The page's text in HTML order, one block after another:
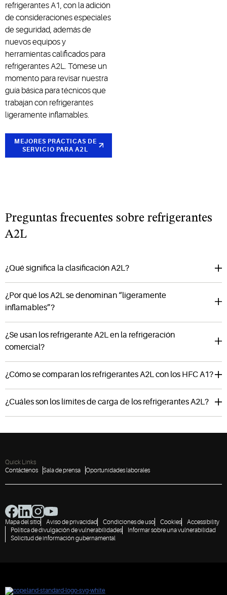
refrigerantes A1, con la adición
de consideraciones especiales
de seguridad, además de
nuevos equipos y
herramientas calificados para
refrigerantes A2L. Tómese un
momento para revisar nuestra
guía básica para técnicos que
trabajan con refrigerantes
ligeramente inflamables.
MEJORES PRÁCTICAS DE
SERVICIO PARA A2L
Preguntas frecuentes sobre refrigerantes
A2L
¿Qué significa la clasificación A2L?
¿Por qué los A2L se denominan “ligeramente
inflamables”?
¿Se usan los refrigerante A2L en la refrigeración
comercial?
¿Cómo se comparan los refrigerantes A2L con los HFC A1?
¿Cuáles son los límites de carga de los refrigerantes A2L?
Quick Links
Contáctenos
Sala de prensa Oportunidades laborales
Mapa del sitio Aviso de privacidad Condiciones de uso Cookies
Accessibility
Política de divulgación de vulnerabilidades
Informar sobre una vulnerabilidad
Solicitud de información gubernamental